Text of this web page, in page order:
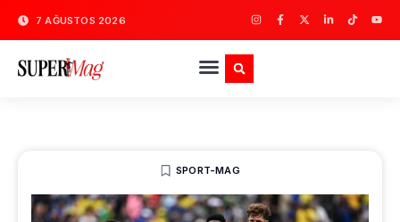
7 AĞUSTOS 2026
SPORT-MAG